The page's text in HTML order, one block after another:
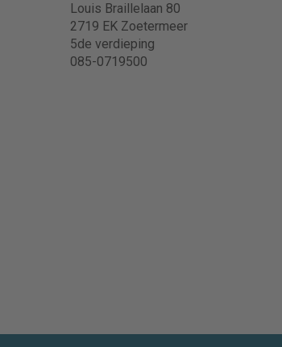
Louis Braillelaan 80
2719 EK Zoetermeer
5de verdieping
085-0719500